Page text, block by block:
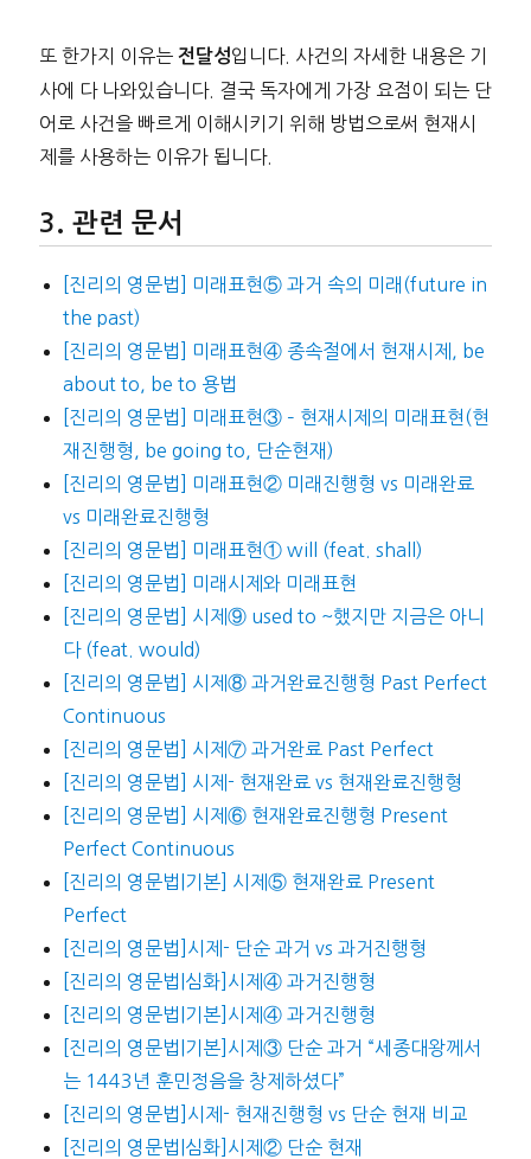
또 한가지 이유는 전달성입니다. 사건의 자세한 내용은 기
사에 다 나와있습니다. 결국 독자에게 가장 요점이 되는 단
어로 사건을 빠르게 이해시키기 위해 방법으로써 현재시
제를 사용하는 이유가 됩니다.
관련 문서
[진리의 영문법] 미래표현⑤ 과거 속의 미래(future in
the past)
[진리의 영문법] 미래표현④ 종속절에서 현재시제, be
about to, be to 용법
[진리의 영문법] 미래표현③ – 현재시제의 미래표현(현
재진행형, be going to, 단순현재)
[진리의 영문법] 미래표현② 미래진행형 vs 미래완료
vs 미래완료진행형
[진리의 영문법] 미래표현① will (feat. shall)
[진리의 영문법] 미래시제와 미래표현
[진리의 영문법] 시제⑨ used to ~했지만 지금은 아니
다 (feat. would)
[진리의 영문법] 시제⑧ 과거완료진행형 Past Perfect
Continuous
[진리의 영문법] 시제⑦ 과거완료 Past Perfect
[진리의 영문법] 시제- 현재완료 vs 현재완료진행형
[진리의 영문법] 시제⑥ 현재완료진행형 Present
Perfect Continuous
[진리의 영문법|기본] 시제⑤ 현재완료 Present
Perfect
[진리의 영문법]시제- 단순 과거 vs 과거진행형
[진리의 영문법|심화]시제④ 과거진행형
[진리의 영문법|기본]시제④ 과거진행형
[진리의 영문법|기본]시제③ 단순 과거 “세종대왕께서
는 1443년 훈민정음을 창제하셨다”
[진리의 영문법]시제- 현재진행형 vs 단순 현재 비교
[진리의 영문법|심화]시제② 단순 현재